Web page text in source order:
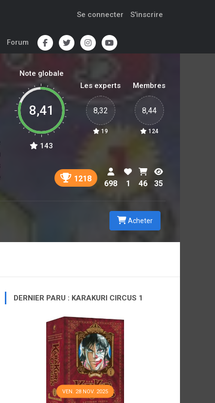
Se connecter S'inscrire
Forum
Note globale
8,41
143
Les experts
8,32
19
Membres
8,44
124
1218
698 1 46 35
Acheter
DERNIER PARU : KARAKURI CIRCUS 1
VEN. 28 NOV. 2025